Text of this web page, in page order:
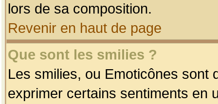
lors de sa composition.
Revenir en haut de page
Que sont les smilies ?
Les smilies, ou Emoticônes sont
exprimer certains sentiments en